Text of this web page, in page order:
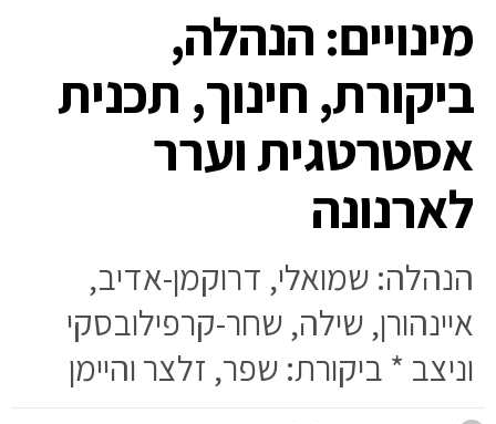
מינויים: הנהלה,
ביקורת, חינוך, תכנית
אסטרטגית וערר
לארנונה
הנהלה: שמואלי, דרוקמן-אדיב,
איינהורן, שילה, שחר-קרפילובסקי
וניצב * ביקורת: שפר, זלצר והיימן